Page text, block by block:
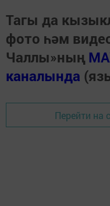
Тагы да
фото һәм
Чаллы»ның
каналында
Перейти на